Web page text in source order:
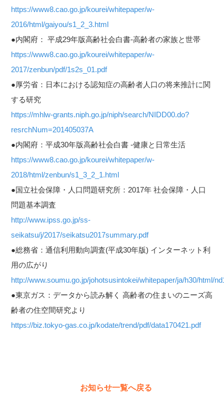
https://www8.cao.go.jp/kourei/whitepaper/w-
2016/html/gaiyou/s1_2_3.html
●内閣府： 平成29年版高齢社会白書-高齢者の家族と世帯
https://www8.cao.go.jp/kourei/whitepaper/w-
2017/zenbun/pdf/1s2s_01.pdf
●厚労省：日本における認知症の高齢者人口の将来推計に関
する研究
https://mhlw-grants.niph.go.jp/niph/search/NIDD00.do?
resrchNum=201405037A
●内閣府：平成30年版高齢社会白書 -健康と日常生活
https://www8.cao.go.jp/kourei/whitepaper/w-
2018/html/zenbun/s1_3_2_1.html
●国立社会保障・人口問題研究所：2017年 社会保障・人口
問題基本調査
http://www.ipss.go.jp/ss-
seikatsu/j/2017/seikatsu2017summary.pdf
●総務省：通信利用動向調査(平成30年版) インターネット利
用の広がり
http://www.soumu.go.jp/johotsusintokei/whitepaper/ja/h30/html/
●東京ガス：データから読み解く 高齢者の住まいのニーズ高
齢者の住空間研究より
https://biz.tokyo-gas.co.jp/kodate/trend/pdf/data170421.pdf
お知らせ一覧へ戻る